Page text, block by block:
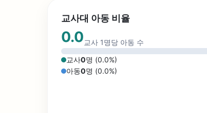
교사대 아동 비율
0.0교사 1명당 아동 수
교사0명 (0.0%)
아동0명 (0.0%)